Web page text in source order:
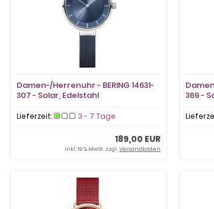
Damen-/Herrenuhr - BERING 14631-
307 - Solar, Edelstahl
Lieferzeit: 3 - 7 Tage
189,00 EUR
inkl. 19 % MwSt. zzgl.Versandkosten
369 -